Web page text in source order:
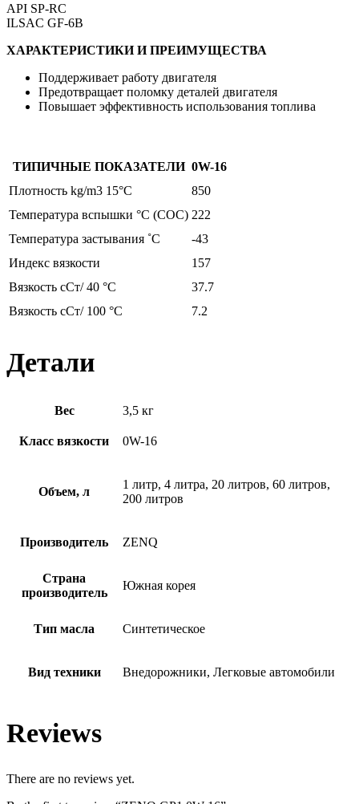
API SP-RC
ILSAC GF-6B
ХАРАКТЕРИСТИКИ И ПРЕИМУЩЕСТВА
Поддерживает работу двигателя
Предотвращает поломку деталей двигателя
Повышает эффективность использования топлива
ТИПИЧНЫЕ ПОКАЗАТЕЛИ 0W-16
Плотность kg/m3 15°C
850
Температура вспышки °C (COC) 222
Температура застывания ˚C
-43
Индекс вязкости
157
Вязкость cСт/ 40 °C
37.7
Вязкость cСт/ 100 °C
7.2
Детали
Вес 3,5 кг
Класс вязкости 0W-16
Объем, л
1 литр, 4 литра, 20 литров, 60 литров,
200 литров
Производитель ZENQ
Страна
производитель
Южная корея
Тип масла Синтетическое
Вид техники Внедорожники, Легковые автомобили
Reviews
There are no reviews yet.